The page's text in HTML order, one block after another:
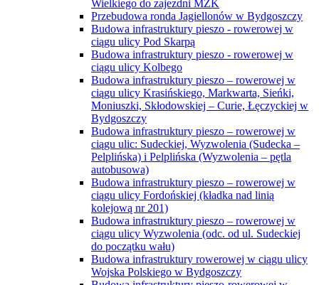
Wielkiego do zajezdni MZK
Przebudowa ronda Jagiellonów w Bydgoszczy
Budowa infrastruktury pieszo - rowerowej w
ciągu ulicy Pod Skarpą
Budowa infrastruktury pieszo - rowerowej w
ciągu ulicy Kolbego
Budowa infrastruktury pieszo – rowerowej w
ciągu ulicy Krasińskiego, Markwarta, Sieńki,
Moniuszki, Skłodowskiej – Curie, Łęczyckiej w
Bydgoszczy
Budowa infrastruktury pieszo – rowerowej w
ciągu ulic: Sudeckiej, Wyzwolenia (Sudecka –
Pelplińska) i Pelplińska (Wyzwolenia – pętla
autobusowa)
Budowa infrastruktury pieszo – rowerowej w
ciągu ulicy Fordońskiej (kładka nad linią
kolejową nr 201)
Budowa infrastruktury pieszo – rowerowej w
ciągu ulicy Wyzwolenia (odc. od ul. Sudeckiej
do początku wału)
Budowa infrastruktury rowerowej w ciągu ulicy
Wojska Polskiego w Bydgoszczy